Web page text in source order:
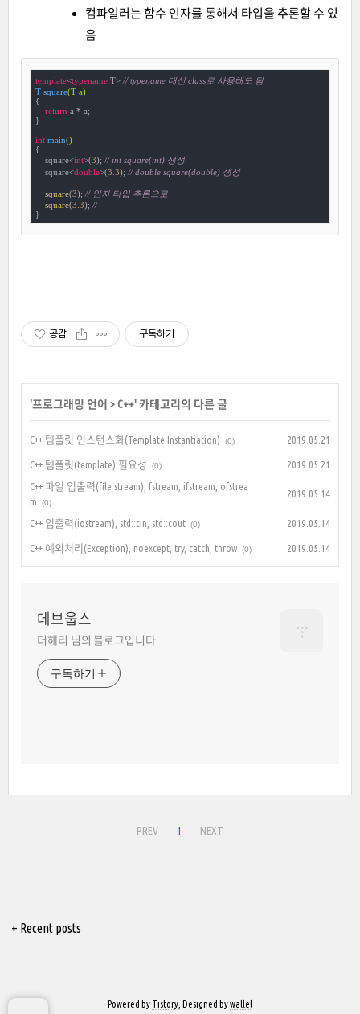
컴파일러는 함수 인자를 통해서 타입을 추론할 수 있
음
template<typename T> // typename 대신 class로 사용해도 됨
T square(T a)
{
return a * a;
}
int main()
{
    square<
int>(3); // int square(int) 생성
    square<
double>(3.3); // double square(double) 생성
square(3); // 인자 타입 추론으로
square(3.3); //
}
공감 구독하기
'프로그래밍 언어 >C++' 카테고리의 다른 글
C++ 템플릿 인스턴스화(Template Instantiation) (0) 2019.05.21
C++ 템플릿(template) 필요성 (0)
2019.05.21
C++ 파일 입출력(file stream), fstream, ifstream, ofstrea
m
(0)
2019.05.14
C++ 입출력(iostream), std::cin, std::cout (0) 2019.05.14
C++ 예외처리(Exception), noexcept, try, catch, throw (0) 2019.05.14
데브웁스
더해리 님의 블로그입니다.
구독하기
PREV 1 NEXT
+ Recent posts
Powered by Tistory , Designed bywallel